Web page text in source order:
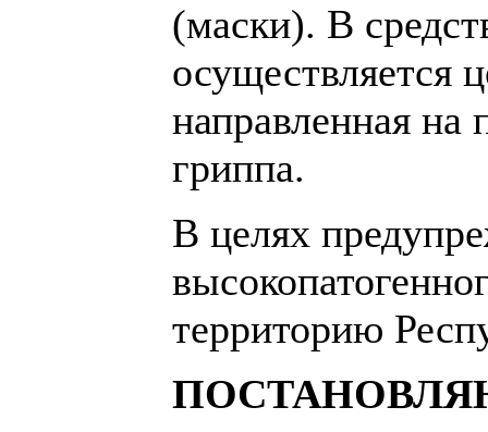
(маски). В
осуществляется
направленная на
гриппа.
В целях
территорию